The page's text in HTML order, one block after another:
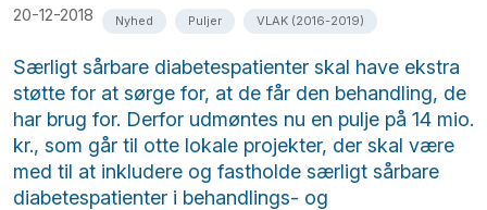
20-12-2018 Nyhed Puljer VLAK (2016-2019)
Særligt sårbare diabetespatienter skal have ekstra
støtte for at sørge for, at de får den behandling, de
har brug for. Derfor udmøntes nu en pulje på 14 mio.
kr., som går til otte lokale projekter, der skal være
med til at inkludere og fastholde særligt sårbare
diabetespatienter i behandlings- og